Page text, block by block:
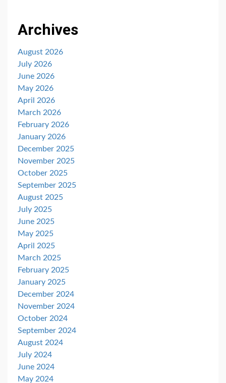
Archives
August 2026
July 2026
June 2026
May 2026
April 2026
March 2026
February 2026
January 2026
December 2025
November 2025
October 2025
September 2025
August 2025
July 2025
June 2025
May 2025
April 2025
March 2025
February 2025
January 2025
December 2024
November 2024
October 2024
September 2024
August 2024
July 2024
June 2024
May 2024